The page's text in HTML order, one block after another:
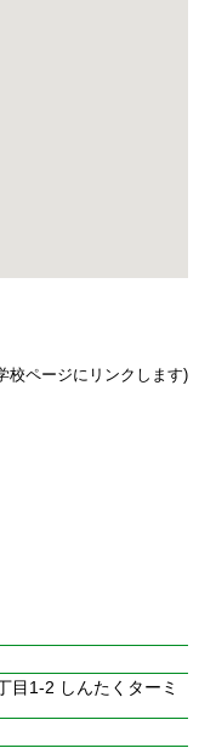
校ページにリンクします)
目1-2 しんたくターミ